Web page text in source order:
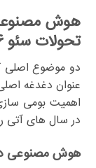
هوش
تحولات سئو ۲۰۲۶
عنوان دغدغه
اهمیت بومی
در سال های آتی
هوش مصنوعی